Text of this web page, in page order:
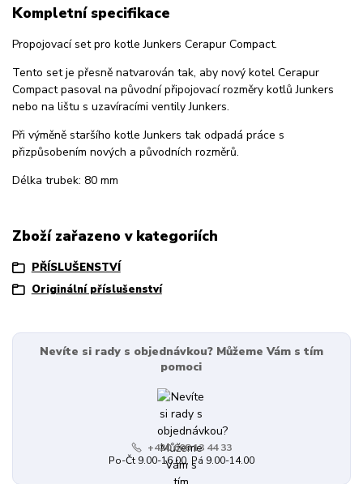
Kompletní specifikace
Propojovací set pro kotle Junkers Cerapur Compact.
Tento set je přesně natvarován tak, aby nový kotel Cerapur
Compact pasoval na původní připojovací rozměry kotlů Junkers
nebo na lištu s uzavíracími ventily Junkers.
Při výměně staršího kotle Junkers tak odpadá práce s
přizpůsobením nových a původních rozměrů.
Délka trubek: 80 mm
Zboží zařazeno v kategoriích
PŘÍSLUŠENSTVÍ
Originální příslušenství
Nevíte si rady s objednávkou? Můžeme Vám s tím
pomoci
+420 608 13 44 33
Po-Čt 9.00-16.00, Pá 9.00-14.00